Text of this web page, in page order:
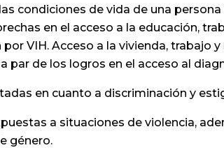
condiciones de vida de una
en el acceso a la educación,
VIH. Acceso a la vivienda, trabajo
par de los logros en el acceso al
en cuanto a discriminación y
a situaciones de violencia,
género.